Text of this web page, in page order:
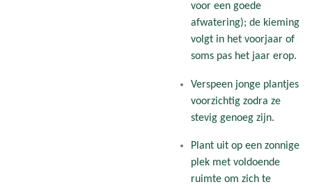
voor een goede
afwatering); de kieming
volgt in het voorjaar of
soms pas het jaar erop.
Verspeen jonge plantjes
voorzichtig zodra ze
stevig genoeg zijn.
Plant uit op een zonnige
plek met voldoende
ruimte om zich te